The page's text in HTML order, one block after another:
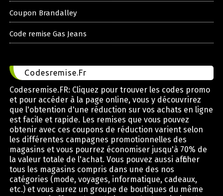
Coupon Brandalley
Code remise Gas Jeans
Codesremise.Fr
Codesremise.FR: Cliquez pour trouver les codes promo
et pour accéder à la page online, vous y découvrirez
que l'obtention d'une réduction sur vos achats en ligne
est facile et rapide. Les remises que vous pouvez
obtenir avec ces coupons de réduction varient selon
les différentes campagnes promotionnelles des
magasins et vous pourrez économiser jusqu'à 70% de
la valeur totale de l'achat. Vous pouvez aussi afficher
tous les magasins compris dans une des nos
catégories (mode, voyages, informatique, cadeaux,
etc.) et vous aurez un groupe de boutiques du même